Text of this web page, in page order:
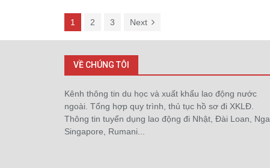
1 2 3 Next
VỀ CHÚNG TÔI
Kênh thông tin du học và xuất khẩu lao động nước
ngoài. Tổng hợp quy trình, thủ tục hồ sơ đi XKLĐ.
Thông tin tuyển dụng lao động đi Nhật, Đài Loan, Nga,
Singapore, Rumani...